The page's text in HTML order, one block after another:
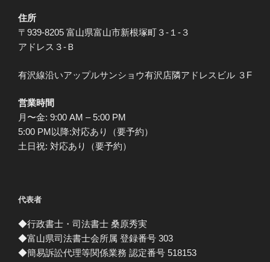
住所
〒939-8205 富山県富山市新根塚町３-１-３
アドレス３-Ｂ
有沢線沿いアップルサンショウ有沢店隣アドレスビル ３F
営業時間
月〜金: 9:00 AM – 5:00 PM
5:00 PM以降:対応あり（要予約）
土日祝: 対応あり（要予約）
代表者
◆行政書士・司法書士 桑原秀実
◆富山県司法書士会所属 登録番号 303
◆簡易訴訟代理等関係業務 認定番号 518153